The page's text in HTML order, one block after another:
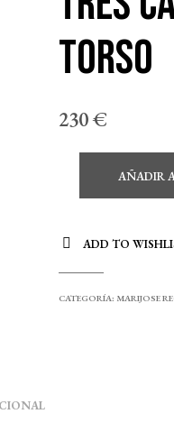
torso
230€
AÑADIR
ADD TO
CATEGORÍA: MARIJOSE